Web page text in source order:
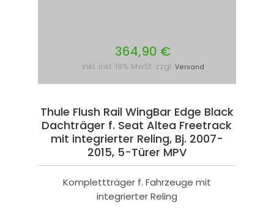
364,90 €
inkl. inkl. 19% MwSt. zzgl. Versand
Thule Flush Rail WingBar Edge Black
Dachträger f. Seat Altea Freetrack
mit integrierter Reling, Bj. 2007-
2015, 5-Türer MPV
Komplettträger f. Fahrzeuge mit
integrierter Reling